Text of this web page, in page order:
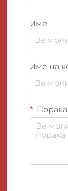
Име
Име на
Порака